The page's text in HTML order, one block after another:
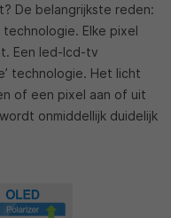
De belangrijkste reden:
technologie. Elke pixel
Een led-lcd-tv
technologie. Het licht
of een pixel aan of uit
onmiddellijk duidelijk